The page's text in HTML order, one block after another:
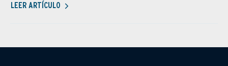
LEER ARTÍCULO